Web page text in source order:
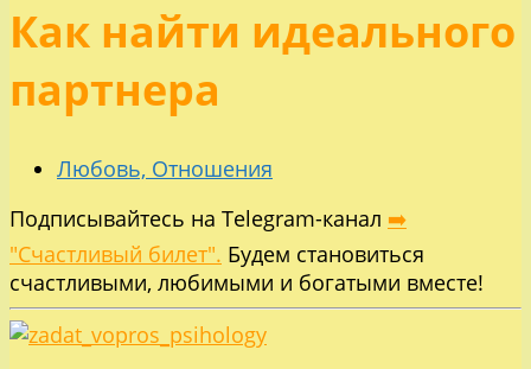
Как найти идеального
партнера
Любовь, Отношения
Подписывайтесь на Telegram-канал ➡️
"Счастливый билет". Будем становиться
счастливыми, любимыми и богатыми вместе!